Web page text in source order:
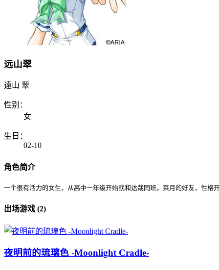
远山翠
遠山 翠
性别：
女
生日：
02-10
角色简介
一个很有活力的女生，从高中一年级开始就和达哉同班。菜月的好友，性
出场游戏 (2)
夜明前的琉璃色 -Moonlight Cradle-